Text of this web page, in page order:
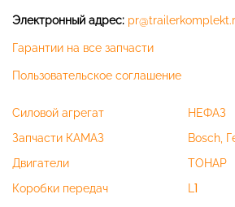
Электронный адрес:
Гарантии на все запчасти
Пользовательское соглашение
Силовой агрегат
Запчасти КАМАЗ
Двигатели
Коробки передач
НЕФАЗ
Bosch,
ТОНАР
L1